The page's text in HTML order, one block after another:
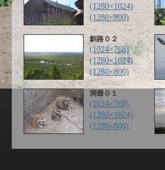
(1280×1024)
(1280×800)
釧路０２
(1024×768)
(1280×1024)
(1280×800)
洞爺０１
(1024×768)
(1280×1024)
(1280×800)